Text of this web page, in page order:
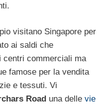
visitano Singapore per
ai saldi che
centri commerciali ma
famose per la vendita
e tessuti. Vi
Road una delle vie